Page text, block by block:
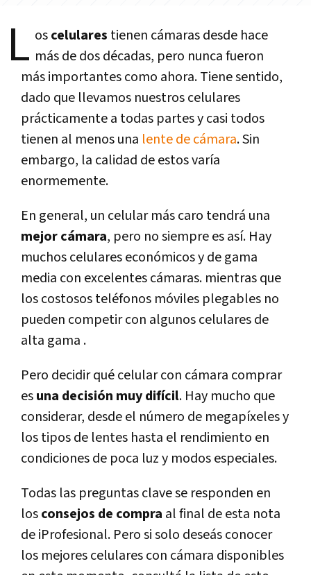
L oscelulares tienen cámaras desde hace
más de dos décadas, pero nunca fueron
más importantes como ahora. Tiene sentido,
dado que llevamos nuestros celulares
prácticamente a todas partes y casi todos
tienen al menos una lente de cámara. Sin
embargo, la calidad de estos varía
enormemente.
En general, un celular más caro tendrá una
mejor cámara, pero no siempre es así. Hay
muchos celulares económicos y de gama
media con excelentes cámaras. mientras que
los costosos teléfonos móviles plegables no
pueden competir con algunos celulares de
alta gama .
Pero decidir qué celular con cámara comprar
esuna decisión muy difícil. Hay mucho que
considerar, desde el número de megapíxeles y
los tipos de lentes hasta el rendimiento en
condiciones de poca luz y modos especiales.
Todas las preguntas clave se responden en
losconsejos de compra al final de esta nota
de iProfesional. Pero si solo deseás conocer
los mejores celulares con cámara disponibles